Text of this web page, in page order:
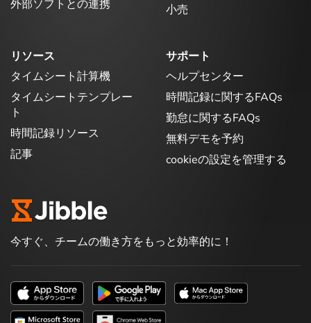
外部ソフトとの連携
小売
リソース
タイムシート計算機
タイムシートテンプレー
ト
時間記録リソース
記事
サポート
ヘルプセンター
時間記録に関するFAQs
勤怠に関するFAQs
無料デモを予約
cookieの設定を管理する
今すぐ、チームの働き方をもっと効率的に！